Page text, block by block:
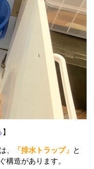
】
、 「排水トラップ」 と
構造があります。